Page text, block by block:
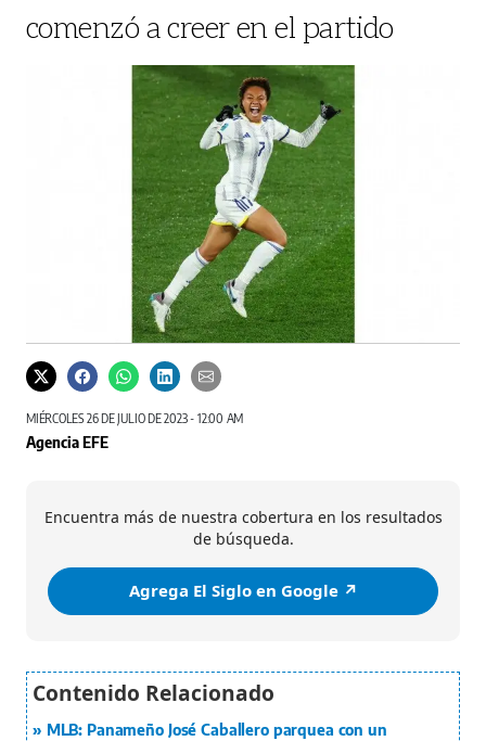
comenzó a creer en el partido
MIÉRCOLES 26 DE JULIO DE 2023 - 12:00 AM
Agencia EFE
Encuentra más de nuestra cobertura en los resultados
de búsqueda.
Agrega El Siglo en Google ↗️
MLB: Panameño José Caballero parquea con un